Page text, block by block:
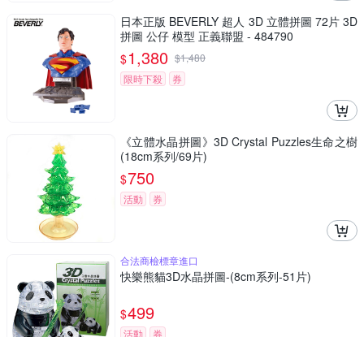
日本正版 BEVERLY 超人 3D 立體拼圖 72片 3D
拼圖 公仔 模型 正義聯盟 - 484790
$1,380 $1,480
限時下殺
券
《立體水晶拼圖》3D Crystal Puzzles生命之樹
(18cm系列/69片)
$750
活動 券
合法商檢標章進口
快樂熊貓3D水晶拼圖-(8cm系列-51片)
$499
活動 券